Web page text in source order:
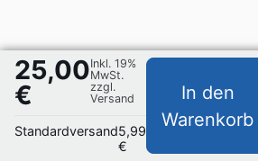
25,00
€
Inkl. 19%
MwSt.
zzgl.
Versand
Standardversand5,99
€
In den
Warenkorb